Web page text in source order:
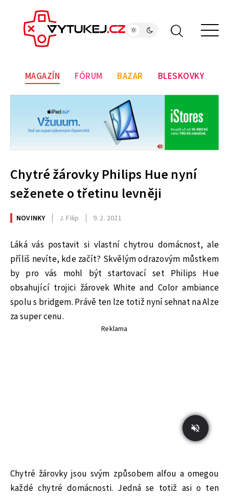
MAGAZÍN FÓRUM BAZAR BLESKOVKY
Chytré žárovky Philips Hue nyní
seženete o třetinu levněji
NOVINKY J. Filip 9. 2. 2021
Láká vás postavit si vlastní chytrou domácnost, ale
příliš nevíte, kde začít? Skvělým odrazovým můstkem
by pro vás mohl být startovací set Philips Hue
obsahující trojici žárovek White and Color ambiance
spolu s bridgem. Právě ten lze totiž nyní sehnat na Alze
za super cenu.
Reklama
Chytré žárovky jsou svým způsobem alfou a omegou
každé chytré domácnosti. Jedná se totiž asi o ten